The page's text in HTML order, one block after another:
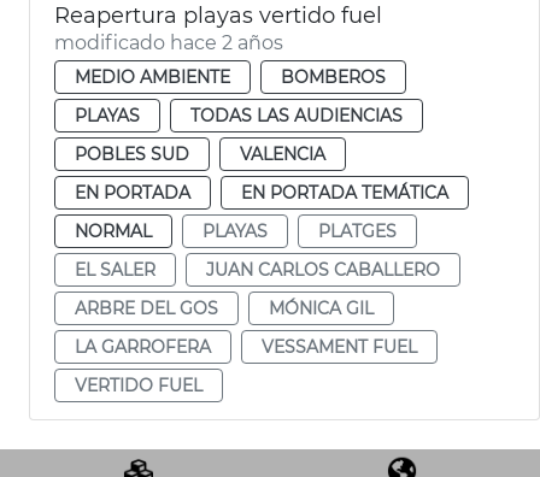
Reapertura playas vertido fuel
modificado hace 2 años
MEDIO AMBIENTE
BOMBEROS
PLAYAS
TODAS LAS AUDIENCIAS
POBLES SUD
VALENCIA
EN PORTADA
EN PORTADA TEMÁTICA
NORMAL
PLAYAS
PLATGES
EL SALER
JUAN CARLOS CABALLERO
ARBRE DEL GOS
MÓNICA GIL
LA GARROFERA
VESSAMENT FUEL
VERTIDO FUEL